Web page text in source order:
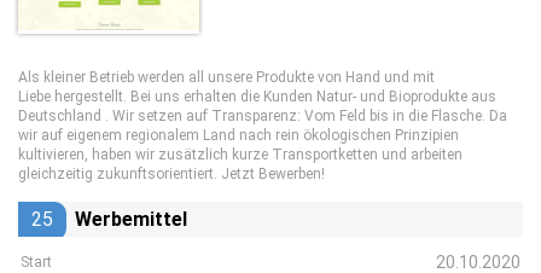
Als kleiner Betrieb werden all unsere Produkte von Hand und mit
Liebe hergestellt. Bei uns erhalten die Kunden Natur- und Bioprodukte aus
Deutschland . Wir setzen auf Transparenz: Vom Feld bis in die Flasche. Da
wir auf eigenem regionalem Land nach rein ökologischen Prinzipien
kultivieren, haben wir zusätzlich kurze Transportketten und arbeiten
gleichzeitig zukunftsorientiert. Jetzt Bewerben!
25 Werbemittel
Start 20.10.2020